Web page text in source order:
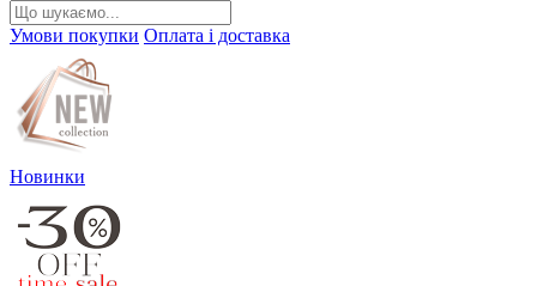
Умови покупки Оплата і доставка
Новинки